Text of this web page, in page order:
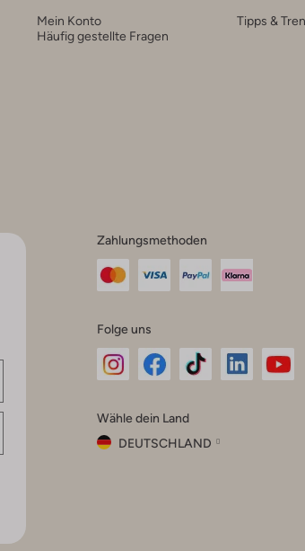
Mein Konto
Häufig gestellte Fragen
Tipps &
Zahlungsmethoden
Folge uns
Instagram
Facebook
TikTok
Wähle dein Land
DEUTSCHLAND